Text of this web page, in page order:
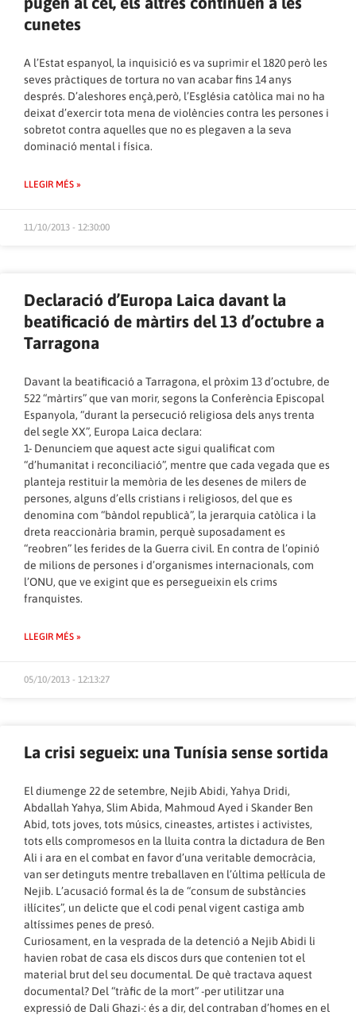
cunetes
A l’Estat espanyol, la inquisició es va suprimir el 1820 però les
seves pràctiques de tortura no van acabar fins 14 anys
després. D’aleshores ençà,però, l’Església catòlica mai no ha
deixat d’exercir tota mena de violències contra les persones i
sobretot contra aquelles que no es plegaven a la seva
dominació mental i física.
LLEGIR MÉS »
11/10/2013 - 12:30:00
Declaració d’Europa Laica davant la
beatificació de màrtirs del 13 d’octubre a
Tarragona
Davant la beatificació a Tarragona, el pròxim 13 d’octubre, de
522 “màrtirs” que van morir, segons la Conferència Episcopal
Espanyola, “durant la persecució religiosa dels anys trenta
del segle XX”, Europa Laica declara:
1- Denunciem que aquest acte sigui qualificat com
“d’humanitat i reconciliació”, mentre que cada vegada que es
planteja restituir la memòria de les desenes de milers de
persones, alguns d’ells cristians i religiosos, del que es
denomina com “bàndol republicà”, la jerarquia catòlica i la
dreta reaccionària bramin, perquè suposadament es
“reobren” les ferides de la Guerra civil. En contra de l’opinió
de milions de persones i d’organismes internacionals, com
l’ONU, que ve exigint que es persegueixin els crims
franquistes.
LLEGIR MÉS »
05/10/2013 - 12:13:27
La crisi segueix: una Tunísia sense sortida
El diumenge 22 de setembre, Nejib Abidi, Yahya Dridi,
Abdallah Yahya, Slim Abida, Mahmoud Ayed i Skander Ben
Abid, tots joves, tots músics, cineastes, artistes i activistes,
tots ells compromesos en la lluita contra la dictadura de Ben
Ali i ara en el combat en favor d’una veritable democràcia,
van ser detinguts mentre treballaven en l’última pel·lícula de
Nejib. L’acusació formal és la de “consum de substàncies
il·lícites”, un delicte que el codi penal vigent castiga amb
altíssimes penes de presó.
Curiosament, en la vesprada de la detenció a Nejib Abidi li
havien robat de casa els discos durs que contenien tot el
material brut del seu documental. De què tractava aquest
documental? Del “tràfic de la mort” -per utilitzar una
expressió de Dali Ghazi-: és a dir, del contraban d’homes en el